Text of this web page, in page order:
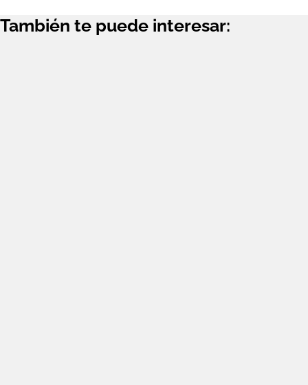
También te puede interesar: